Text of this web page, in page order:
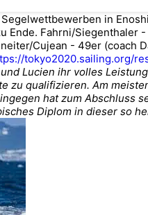
in
Fahrni/Siegenthaler -
Cujean - 49er (coach
tokyo2020.sailing.org/
Lucien ihr volles
zu qualifizieren. Am
hat zum Abschluss
Diplom in dieser so